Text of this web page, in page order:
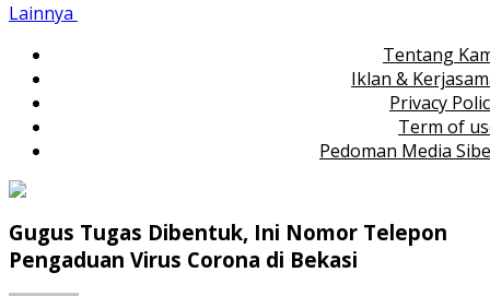
Lainnya
Tentang
Iklan &
Privacy
Term of
Pedoman Media
Gugus Tugas Dibentuk, Ini Nomor Telepon
Pengaduan Virus Corona di Bekasi